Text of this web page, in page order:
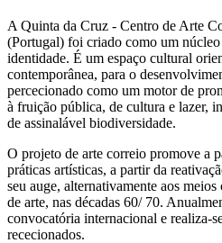
A Quinta da Cruz - Centro de Arte
(Portugal) foi criado como um
identidade. É um espaço cultural
contemporânea, para o
percecionado como um motor de
à fruição pública, de cultura e lazer,
de assinalável biodiversidade.
O projeto de arte correio promove a
práticas artísticas, a partir da
seu auge, alternativamente aos
de arte, nas décadas 60/ 70.
convocatória internacional e realiza-
rececionados.